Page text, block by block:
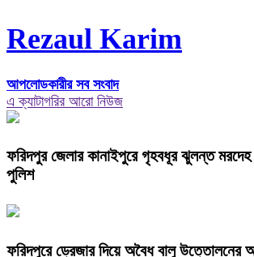
Rezaul Karim
আপলোডকারীর সব সংবাদ
এ ক্যাটাগরির আরো নিউজ
ফরিদপুর জেলার কানাইপুরে গৃহবধূর ঝুলন্ত
পুলিশ
ফরিদপুরে ড্রেজার দিয়ে অবৈধ বালু উত্তোলনের